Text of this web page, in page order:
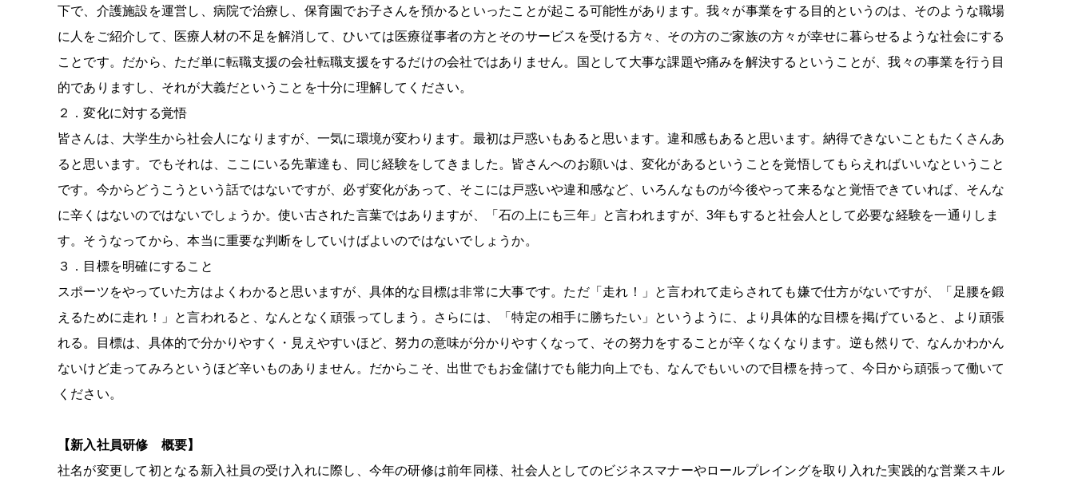
下で、介護施設を運営し、病院で治療し、保育園でお子さんを預かるといったことが起こる可能性があります。我々が事業をする目的というのは、そのような職場
に人をご紹介して、医療人材の不足を解消して、ひいては医療従事者の方とそのサービスを受ける方々、その方のご家族の方々が幸せに暮らせるような社会にする
ことです。だから、ただ単に転職支援の会社転職支援をするだけの会社ではありません。国として大事な課題や痛みを解決するということが、我々の事業を行う目
的でありますし、それが大義だということを十分に理解してください。
２．変化に対する覚悟
皆さんは、大学生から社会人になりますが、一気に環境が変わります。最初は戸惑いもあると思います。違和感もあると思います。納得できないこともたくさんあ
ると思います。でもそれは、ここにいる先輩達も、同じ経験をしてきました。皆さんへのお願いは、変化があるということを覚悟してもらえればいいなということ
です。今からどうこうという話ではないですが、必ず変化があって、そこには戸惑いや違和感など、いろんなものが今後やって来るなと覚悟できていれば、そんな
に辛くはないのではないでしょうか。使い古された言葉ではありますが、「石の上にも三年」と言われますが、3年もすると社会人として必要な経験を一通りしま
す。そうなってから、本当に重要な判断をしていけばよいのではないでしょうか。
３．目標を明確にすること
スポーツをやっていた方はよくわかると思いますが、具体的な目標は非常に大事です。ただ「走れ！」と言われて走らされても嫌で仕方がないですが、「足腰を鍛
えるために走れ！」と言われると、なんとなく頑張ってしまう。さらには、「特定の相手に勝ちたい」というように、より具体的な目標を掲げていると、より頑張
れる。目標は、具体的で分かりやすく・見えやすいほど、努力の意味が分かりやすくなって、その努力をすることが辛くなくなります。逆も然りで、なんかわかん
ないけど走ってみろというほど辛いものありません。だからこそ、出世でもお金儲けでも能力向上でも、なんでもいいので目標を持って、今日から頑張って働いて
ください。
【新入社員研修 概要】
社名が変更して初となる新入社員の受け入れに際し、今年の研修は前年同様、社会人としてのビジネスマナーやロールプレイングを取り入れた実践的な営業スキル